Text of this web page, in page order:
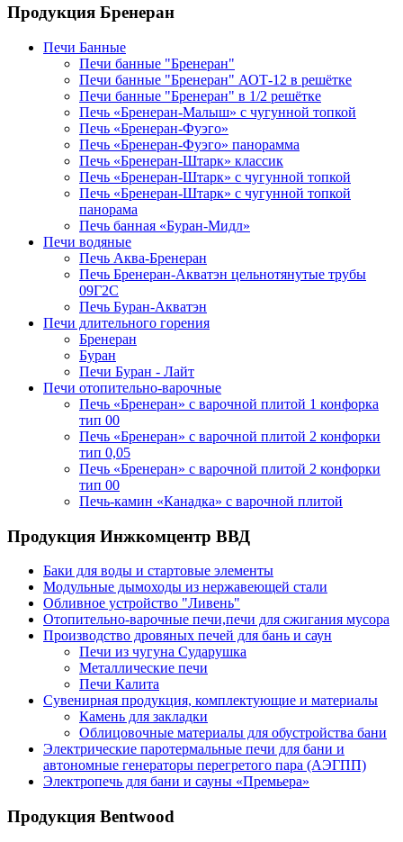
Продукция Бренеран
Печи Банные
Печи банные "Бренеран"
Печи банные "Бренеран" АОТ-12 в решётке
Печи банные "Бренеран" в 1/2 решётке
Печь «Бренеран-Малыш» с чугунной топкой
Печь «Бренеран-Фуэго»
Печь «Бренеран-Фуэго» панорамма
Печь «Бренеран-Штарк» классик
Печь «Бренеран-Штарк» с чугунной топкой
Печь «Бренеран-Штарк» с чугунной топкой
панорама
Печь банная «Буран-Мидл»
Печи водяные
Печь Аква-Бренеран
Печь Бренеран-Акватэн цельнотянутые трубы
09Г2С
Печь Буран-Акватэн
Печи длительного горения
Бренеран
Буран
Печи Буран - Лайт
Печи отопительно-варочные
Печь «Бренеран» с варочной плитой 1 конфорка
тип 00
Печь «Бренеран» с варочной плитой 2 конфорки
тип 0,05
Печь «Бренеран» с варочной плитой 2 конфорки
тип 00
Печь-камин «Канадка» с варочной плитой
Продукция Инжкомцентр ВВД
Баки для воды и стартовые элементы
Модульные дымоходы из нержавеющей стали
Обливное устройство "Ливень"
Отопительно-варочные печи,печи для сжигания мусора
Производство дровяных печей для бань и саун
Печи из чугуна Сударушка
Металлические печи
Печи Калита
Сувенирная продукция, комплектующие и материалы
Камень для закладки
Облицовочные материалы для обустройства бани
Электрические паротермальные печи для бани и
автономные генераторы перегретого пара (АЭГПП)
Электропечь для бани и сауны «Премьера»
Продукция Bentwood